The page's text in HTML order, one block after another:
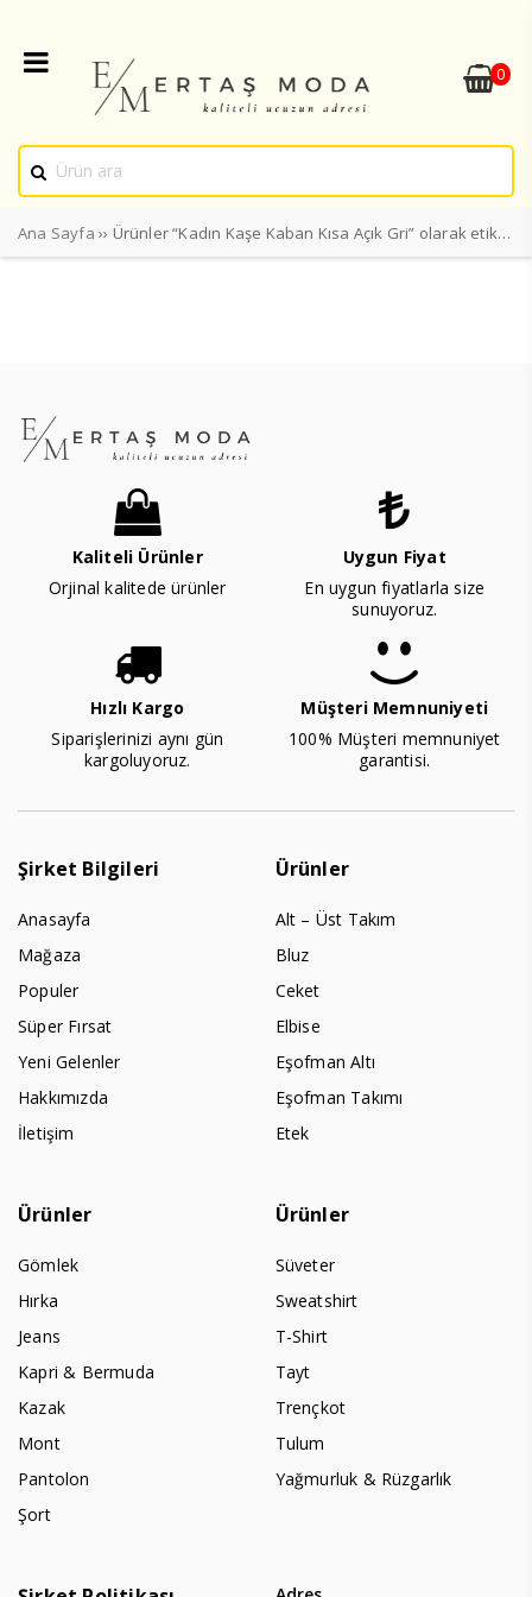
0
Ana Sayfa ›› Ürünler “Kadın Kaşe Kaban Kısa Açık Gri” olarak etiketlendi
Kaliteli Ürünler
Orjinal kalitede ürünler
Uygun Fiyat
En uygun fiyatlarla size
sunuyoruz.
Hızlı Kargo
Siparişlerinizi aynı gün
kargoluyoruz.
Müşteri Memnuniyeti
100% Müşteri memnuniyet
garantisi.
Şirket Bilgileri
Anasayfa
Mağaza
Populer
Süper Fırsat
Yeni Gelenler
Hakkımızda
İletişim
Ürünler
Alt – Üst Takım
Bluz
Ceket
Elbise
Eşofman Altı
Eşofman Takımı
Etek
Ürünler
Gömlek
Hırka
Jeans
Kapri & Bermuda
Kazak
Mont
Pantolon
Şort
Ürünler
Süveter
Sweatshirt
T-Shirt
Tayt
Trençkot
Tulum
Yağmurluk & Rüzgarlık